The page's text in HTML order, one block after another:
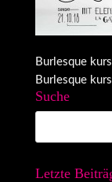
Burlesque
Burlesque
Suche
Letzte